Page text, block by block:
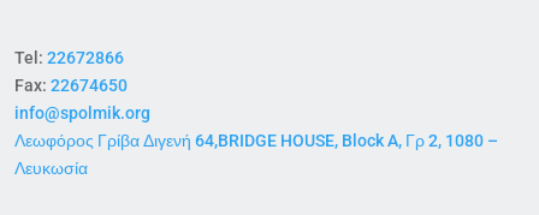
Tel:22672866
Fax:22674650
info@spolmik.org
Λεωφόρος Γρίβα Διγενή 64,BRIDGE HOUSE, Block A, Γρ 2, 1080 –
Λευκωσία